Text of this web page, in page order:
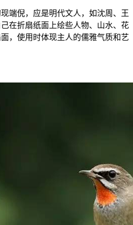
端倪，应是明代文人，如沈周、王
在折扇纸面上绘些人物、山水、花
，使用时体现主人的儒雅气质和艺